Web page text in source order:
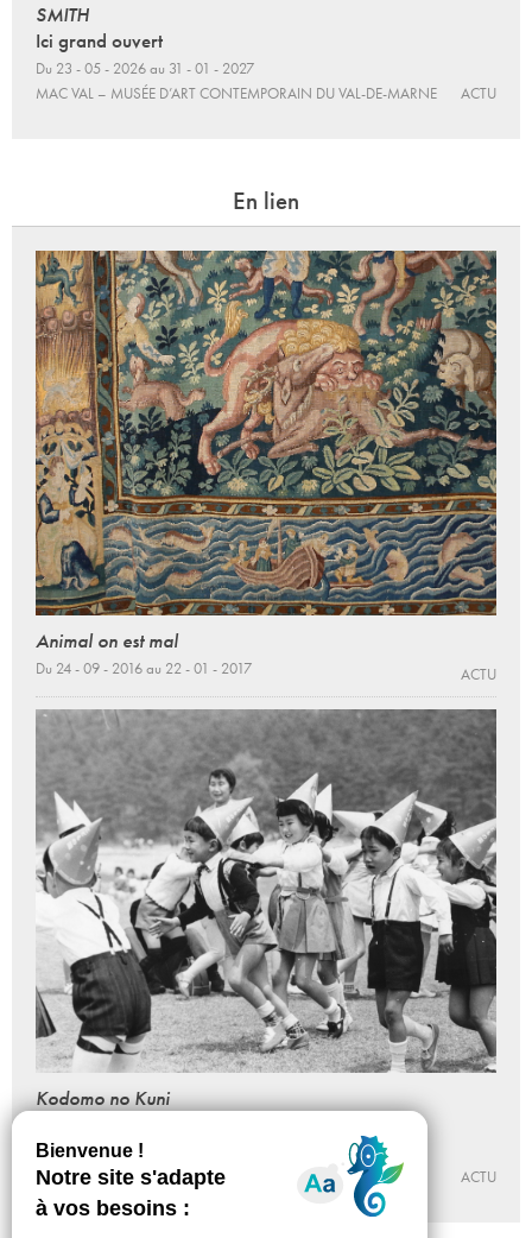
SMITH
Ici grand ouvert
Du 23 - 05 - 2026 au 31 - 01 - 2027
MAC VAL – MUSÉE D’ART CONTEMPORAIN DU VAL-DE-MARNE
ACTU
En lien
Animal on est mal
Du 24 - 09 - 2016 au 22 - 01 - 2017 ACTU
Kodomo no Kuni
Du 07 - 04 au 30 - 06 - 2018
CENTRE D’ART DE L’ONDE
ACTU